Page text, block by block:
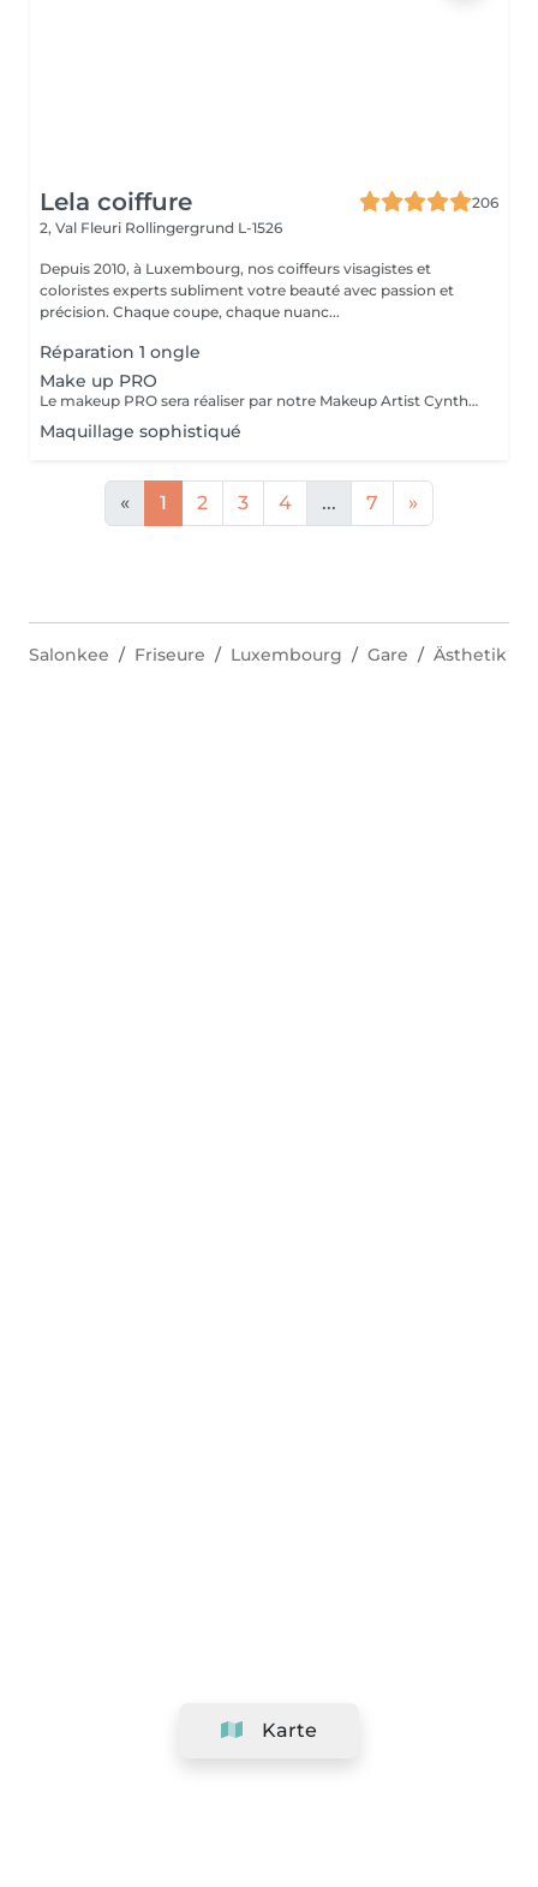
Lela coiffure
206
2, Val Fleuri Rollingergrund L-1526
Depuis 2010, à Luxembourg, nos coiffeurs visagistes et
coloristes experts subliment votre beauté avec passion et
précision. Chaque coupe, chaque nuanc...
Réparation 1 ongle
Make up PRO
Le makeup PRO sera réaliser par notre Makeup Artist Cynthia. Pour tout renseignements ou rendez-vous, veuillez nous contacter par téléphone.
Maquillage sophistiqué
« 1 2 3 4 ... 7 »
Karte
Salonkee Friseure Luxembourg Gare Ästhetik